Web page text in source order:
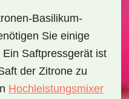
Basilikum-
Sie einige
Ein Saftpressgerätist
der Zitrone zu
Hochleistungsmixer